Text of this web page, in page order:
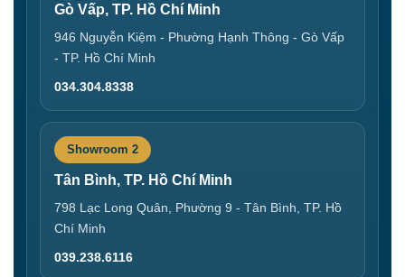
Gò Vấp, TP. Hồ Chí Minh
946 Nguyễn Kiệm - Phường Hạnh Thông - Gò Vấp
- TP. Hồ Chí Minh
034.304.8338
Showroom 2
Tân Bình, TP. Hồ Chí Minh
798 Lạc Long Quân, Phường 9 - Tân Bình, TP. Hồ
Chí Minh
039.238.6116